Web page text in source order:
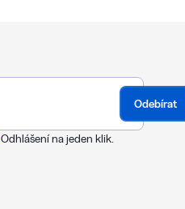
. Odhlášení na jeden klik.
Odebírat